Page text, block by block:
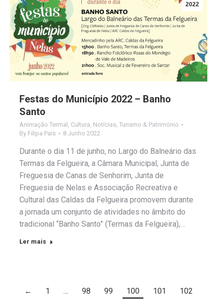
2022
Festas do Município 2022 – Banho
Santo
Animação Termal , Cultura, Notícias, Turismo & Património
By Filipa Pais 8 Junho 2022
Durante o dia 11 de junho, no Largo do Balneário das
Termas da Felgueira, a Câmara Municipal, Junta de
Freguesia de Canas de Senhorim, Junta de
Freguesia de Nelas e Associação Recreativa e
Cultural das Caldas da Felgueira promovem durante
a jornada um conjunto de atividades no âmbito do
tradicional “Banho Santo” (Termas da Felgueira),…
Ler mais
← 1 … 98 99 100 101
102